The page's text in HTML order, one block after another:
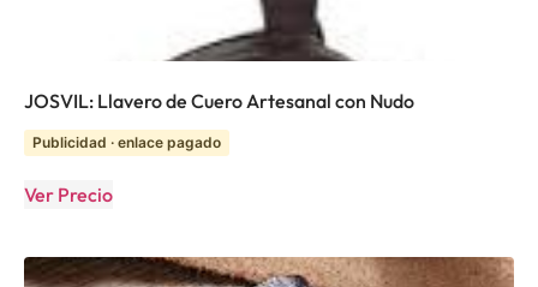
JOSVIL: Llavero de Cuero Artesanal con Nudo
Publicidad · enlace pagado
Ver Precio